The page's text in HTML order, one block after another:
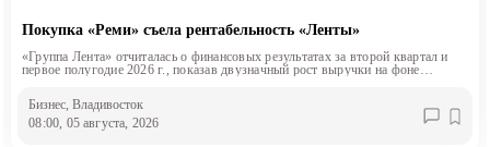
Покупка «Реми» съела рентабельность «Ленты»
«Группа Лента» отчиталась о финансовых результатах за второй квартал и
первое полугодие 2026 г., показав двузначный рост выручки на фоне
Бизнес , Владивосток
08:00, 05 августа, 2026